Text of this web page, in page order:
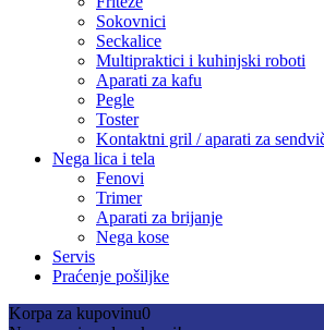
Sokovnici
Seckalice
Multipraktici i kuhinjski roboti
Aparati za kafu
Pegle
Toster
Kontaktni gril / aparati za
Nega lica i tela
Fenovi
Trimer
Aparati za brijanje
Nega kose
Servis
Praćenje pošiljke
Korpa za kupovinu0